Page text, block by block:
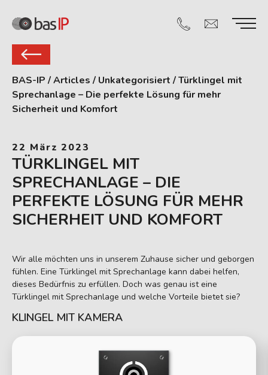
BAS-IP /Articles / Unkategorisiert /Türklingel mit
Sprechanlage – Die perfekte Lösung für mehr
Sicherheit und Komfort
22 März 2023
TÜRKLINGEL MIT
SPRECHANLAGE – DIE
PERFEKTE LÖSUNG FÜR MEHR
SICHERHEIT UND KOMFORT
Wir alle möchten uns in unserem Zuhause sicher und geborgen
fühlen. Eine Türklingel mit Sprechanlage kann dabei helfen,
dieses Bedürfnis zu erfüllen. Doch was genau ist eine
Türklingel mit Sprechanlage und welche Vorteile bietet sie?
KLINGEL MIT KAMERA